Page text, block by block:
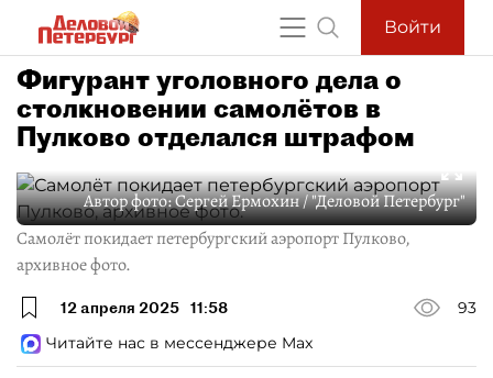
Войти
Фигурант уголовного дела о
столкновении самолётов в
Пулково отделался штрафом
Автор фото:Сергей Ермохин / "Деловой Петербург"
Самолёт покидает петербургский аэропорт Пулково,
архивное фото.
12 апреля 2025 11:58
93
Читайте нас в мессенджере Max